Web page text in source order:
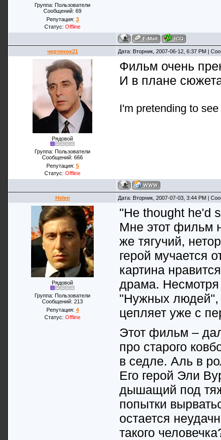
Группа: Пользователи
Сообщений: 69
Репутация: 3
Статус: Offline
чертенок21 Дата: Вторник, 2007-06-12, 6:37 PM |
Рядовой
Группа: Пользователи
Сообщений: 666
Репутация: 5
Статус: Offline
Фильм очень
И в плане
I'm pretending to
Helen Дата: Вторник, 2007-07-03, 3:44 PM |
Рядовой
Группа: Пользователи
Сообщений: 213
Репутация: 4
Статус: Offline
"He thought he'd
Мне этот фильм
же тягучий,
герой мучается
картина
драма. Несмотря
"Нужных людей",
цепляет уже с
Этот фильм –
про старого
в седле. Аль в
Его герой Эли
дышащий под
попытки
остается
такого